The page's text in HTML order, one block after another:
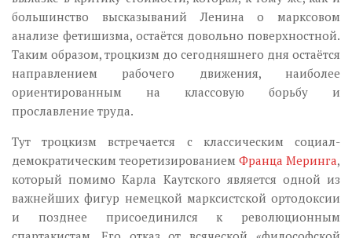
большинство высказываний Ленина о марксовом
анализе фетишизма, остаётся довольно поверхностной.
Таким образом, троцкизм до сегодняшнего дня остаётся
направлением рабочего движения, наиболее
ориентированным на классовую борьбу и
прославление труда.
Тут троцкизм встречается с классическим социал-
демократическим теоретизированием Франца Меринга,
который помимо Карла Каутского является одной из
важнейших фигур немецкой марксистской ортодоксии
и позднее присоединился к революционным